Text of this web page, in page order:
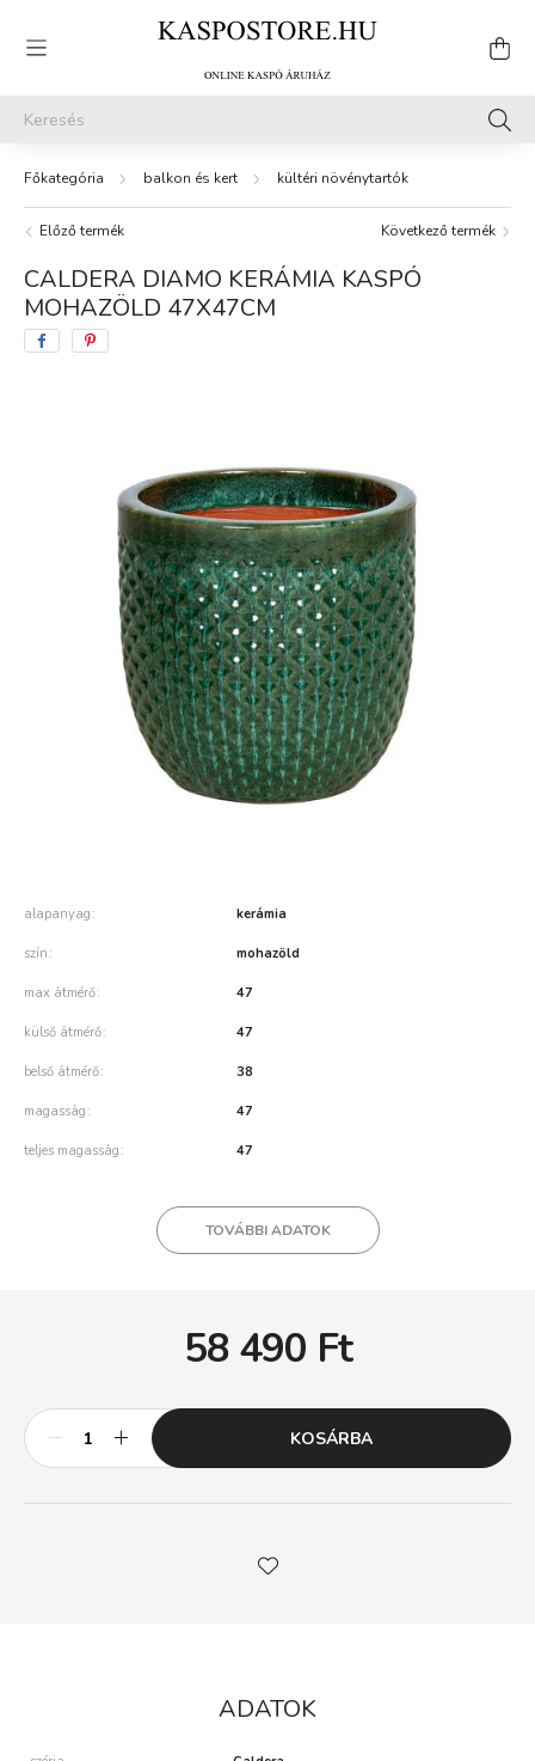
balkon és kert kültéri növénytartók
Előző termék Következő termék
CALDERA DIAMO KERÁMIA KASPÓ
MOHAZÖLD 47X47CM
alapanyag kerámia
szín mohazöld
max átmérő 47
külső átmérő 47
belső átmérő 38
magasság 47
teljes magasság 47
TOVÁBBI ADATOK
58 490 Ft
KOSÁRBA
ADATOK